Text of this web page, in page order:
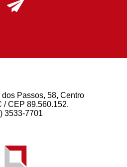
Passos, 58, Centro
/ CEP 89.560.152.
3533-7701